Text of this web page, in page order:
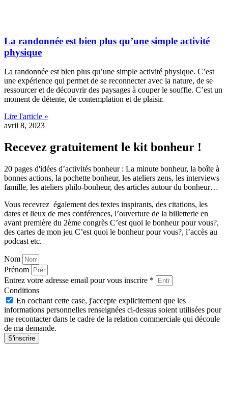
La randonnée est bien plus qu’une simple activité
physique
La randonnée est bien plus qu’une simple activité physique. C’est
une expérience qui permet de se reconnecter avec la nature, de se
ressourcer et de découvrir des paysages à couper le souffle. C’est un
moment de détente, de contemplation et de plaisir.
Lire l'article »
avril 8, 2023
Recevez gratuitement le kit bonheur !
20 pages d'idées d’activités bonheur : La minute bonheur, la boîte à
bonnes actions, la pochette bonheur, les ateliers zens, les interviews
famille, les ateliers philo-bonheur, des articles autour du bonheur…
Vous recevrez également des textes inspirants, des citations, les
dates et lieux de mes conférences, l’ouverture de la billetterie en
avant première du 2ème congrès C’est quoi le bonheur pour vous?,
des cartes de mon jeu C’est quoi le bonheur pour vous?, l’accès au
podcast etc.
Nom
Prénom
Entrez votre adresse email pour vous inscrire *
Conditions
En cochant cette case, j'accepte explicitement que les
informations personnelles renseignées ci-dessus soient utilisées pour
me recontacter dans le cadre de la relation commerciale qui découle
de ma demande.
S'inscrire